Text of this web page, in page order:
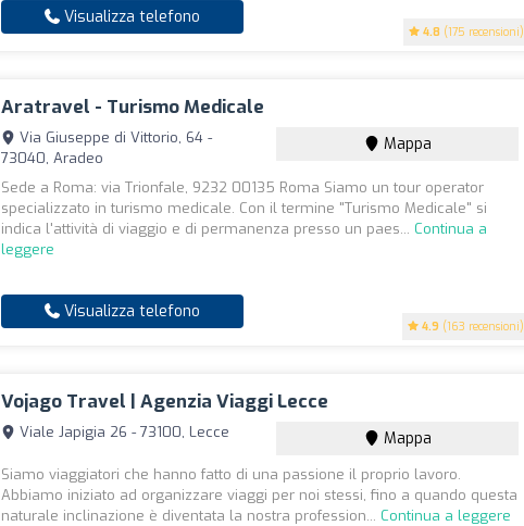
4.8 (175 recensioni)
Visualizza telefono
Aratravel - Turismo Medicale
4.9 (163 recensioni)
Via Giuseppe di Vittorio, 64 -
73040, Aradeo
Mappa
Sede a Roma: via Trionfale, 9232 00135 Roma Siamo un tour operator
specializzato in turismo medicale. Con il termine "Turismo Medicale" si
indica l'attività di viaggio e di permanenza presso un paes... Continua a
leggere
Visualizza telefono
Vojago Travel | Agenzia Viaggi Lecce
Viale Japigia 26 - 73100, Lecce Mappa
Siamo viaggiatori che hanno fatto di una passione il proprio lavoro.
Abbiamo iniziato ad organizzare viaggi per noi stessi, fino a quando questa
naturale inclinazione è diventata la nostra profession... Continua a leggere